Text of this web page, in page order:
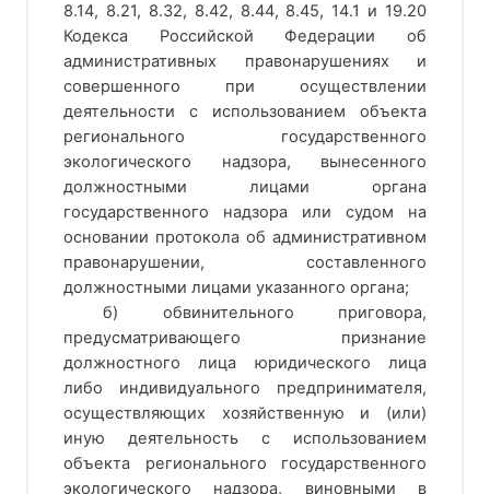
8.14, 8.21, 8.32, 8.42, 8.44, 8.45, 14.1 и 19.20
Кодекса Российской Федерации об
административных правонарушениях и
совершенного при осуществлении
деятельности с использованием объекта
регионального государственного
экологического надзора, вынесенного
должностными лицами органа
государственного надзора или судом на
основании протокола об административном
правонарушении, составленного
должностными лицами указанного органа;
б) обвинительного приговора,
предусматривающего признание
должностного лица юридического лица
либо индивидуального предпринимателя,
осуществляющих хозяйственную и (или)
иную деятельность с использованием
объекта регионального государственного
экологического надзора, виновными в